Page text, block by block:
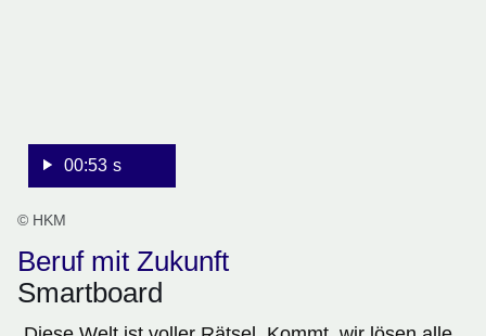
00:53 s
© HKM
Beruf mit Zukunft
Smartboard